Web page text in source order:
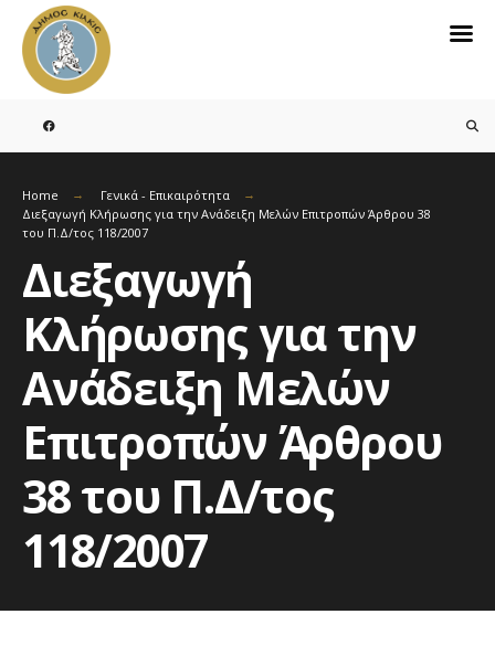
Skip
Home
Γενικά - Επικαιρότητα
Διεξαγωγή Κλήρωσης για την Ανάδειξη Μελών Επιτροπών Άρθρου 38
του Π.Δ/τος 118/2007
Διεξαγωγή
Κλήρωσης για την
Ανάδειξη Μελών
Επιτροπών Άρθρου
38 του Π.Δ/τος
118/2007
Search
for: